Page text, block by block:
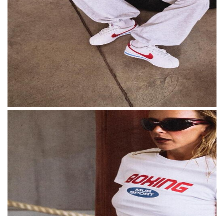
Блогер Карина Мурашкина представила
свою первую спортивную линейку Mur
Sport — в нее вошли хлопковые майки,
шорты и другие базовые вещи.По словам
Мурашкиной, идея появилась после того,
как полтора года назад она сама начала